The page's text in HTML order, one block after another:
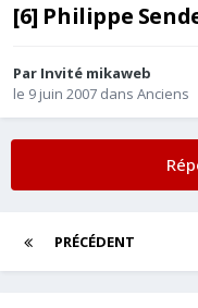
[6] Philippe
Par Invité mikaweb
le 9 juin 2007 dans Anciens
PRÉCÉDENT